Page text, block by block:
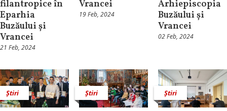
filantropice în
Eparhia
Buzăului și
Vrancei
21 Feb, 2024
Vrancei
19 Feb, 2024
Arhiepiscopia
Buzăului și
Vrancei
02 Feb, 2024
Știri Știri Știri